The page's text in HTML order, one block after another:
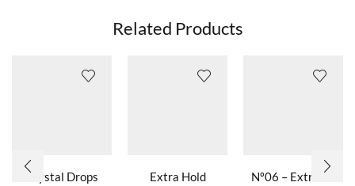
Related Products
Crystal Drops
Extra Hold
Nº06 – Extreme